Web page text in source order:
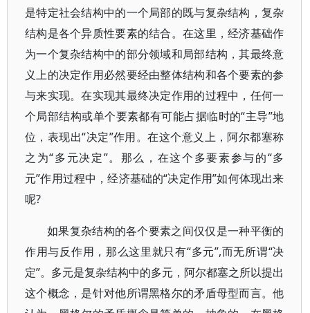
是特定社会结构中的一个局部的既与复杂结构，复杂
结构是各个异质性要素的结合。在这里，经济基础作
为一个复杂结构中的部分领域和局部结构，其最终意
义上的决定作用必然要经由整体结构和各个要素的参
与来实现。在实现其最终决定作用的过程中，任何一
个局部结构或单个要素都有可能占据临时的“主导”地
位，表现出“决定”作用。在这个意义上，阿尔都塞称
之为“多元决定”。那么，在这个多要素参与的“多
元”作用过程中，经济基础的“决定作用”如何体现出来
呢?
如果复杂结构的各个要素之间仅仅是一种平衡的
作用与反作用，那么这里就只有“多元”,而无所谓“决
定”。多元是复杂结构中的多元，阿尔都塞之所以提出
这个概念，是针对他所谓黑格尔的矛盾母型而言。他